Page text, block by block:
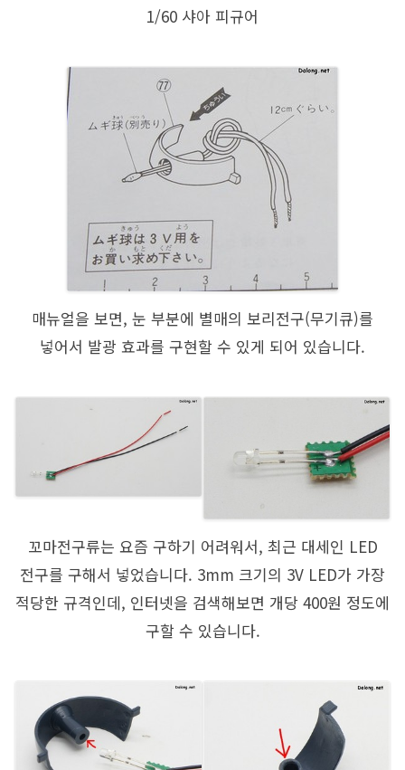
1/60 샤아 피규어
매뉴얼을 보면, 눈 부분에 별매의 보리전구(무기큐)를
넣어서 발광 효과를 구현할 수 있게 되어 있습니다.
꼬마전구류는 요즘 구하기 어려워서, 최근 대세인 LED
전구를 구해서 넣었습니다. 3mm 크기의 3V LED가 가장
적당한 규격인데, 인터넷을 검색해보면 개당 400원 정도에
구할 수 있습니다.